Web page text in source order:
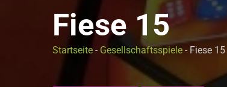
Fiese 15
Startseite - Gesellschaftsspiele - Fiese 15